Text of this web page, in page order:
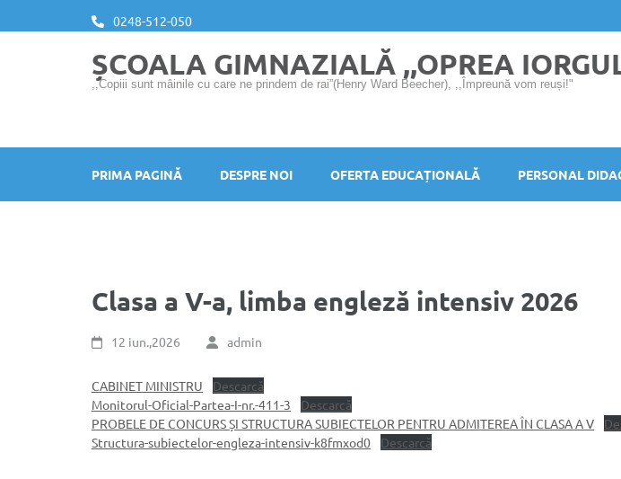
la
0248-512-050
ȘCOALA GIMNAZIALĂ ,,OPREA
,,Copiii sunt mâinile cu care ne prindem de rai”(Henry Ward Beecher), ,,Împreună vom reuși!"
PRIMA PAGINĂ DESPRE NOI OFERTA EDUCAȚIONALĂ PERSONAL
Clasa a V-a, limba engleză intensiv 2026
12 iun.,2026 admin
CABINET MINISTRU
Descarcă
Monitorul-Oficial-Partea-I-nr.-411-3
Descarcă
PROBELE DE CONCURS ȘI STRUCTURA SUBIECTELOR PENTRU ADMITEREA ÎN CLASA A V
Structura-subiectelor-engleza-intensiv-k8fmxod0
Descarcă